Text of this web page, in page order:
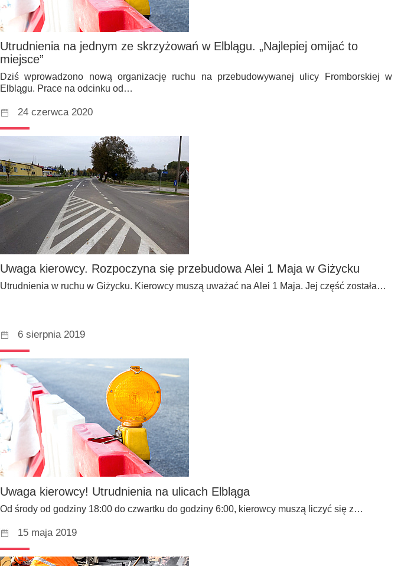
Utrudnienia na jednym ze skrzyżowań w Elblągu. „Najlepiej omijać to
miejsce”
Dziś wprowadzono nową organizację ruchu na przebudowywanej ulicy Fromborskiej w
Elblągu. Prace na odcinku od…
24 czerwca 2020
Uwaga kierowcy. Rozpoczyna się przebudowa Alei 1 Maja w Giżycku
Utrudnienia w ruchu w Giżycku. Kierowcy muszą uważać na Alei 1 Maja. Jej część została…
6 sierpnia 2019
Uwaga kierowcy! Utrudnienia na ulicach Elbląga
Od środy od godziny 18:00 do czwartku do godziny 6:00, kierowcy muszą liczyć się z…
15 maja 2019